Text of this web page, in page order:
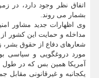
اتفاق نظر وجود دارد، در
بشمار می روند.
وی اظهارات جدید مشاور
مداخله و حمایت این کشور
شعارهای دفاع از حقوق بشر،
مورد دروغگویی و سیاسی
آمریکا همین بس که در طول
یکجانبه و غیرقانونی